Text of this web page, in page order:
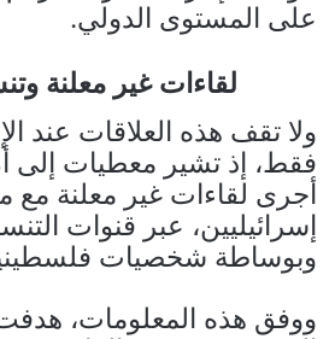
على المستوى الدولي.
لقاءات غير معلنة
ولا تقف هذه العلاقات عند
فقط، إذ تشير معطيات إلى
أجرى لقاءات غير معلنة مع
إسرائيليين، عبر قنوات
وبوساطة شخصيات
ووفق هذه المعلومات،